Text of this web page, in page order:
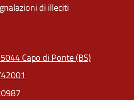
di illeciti
Capo di Ponte (BS)